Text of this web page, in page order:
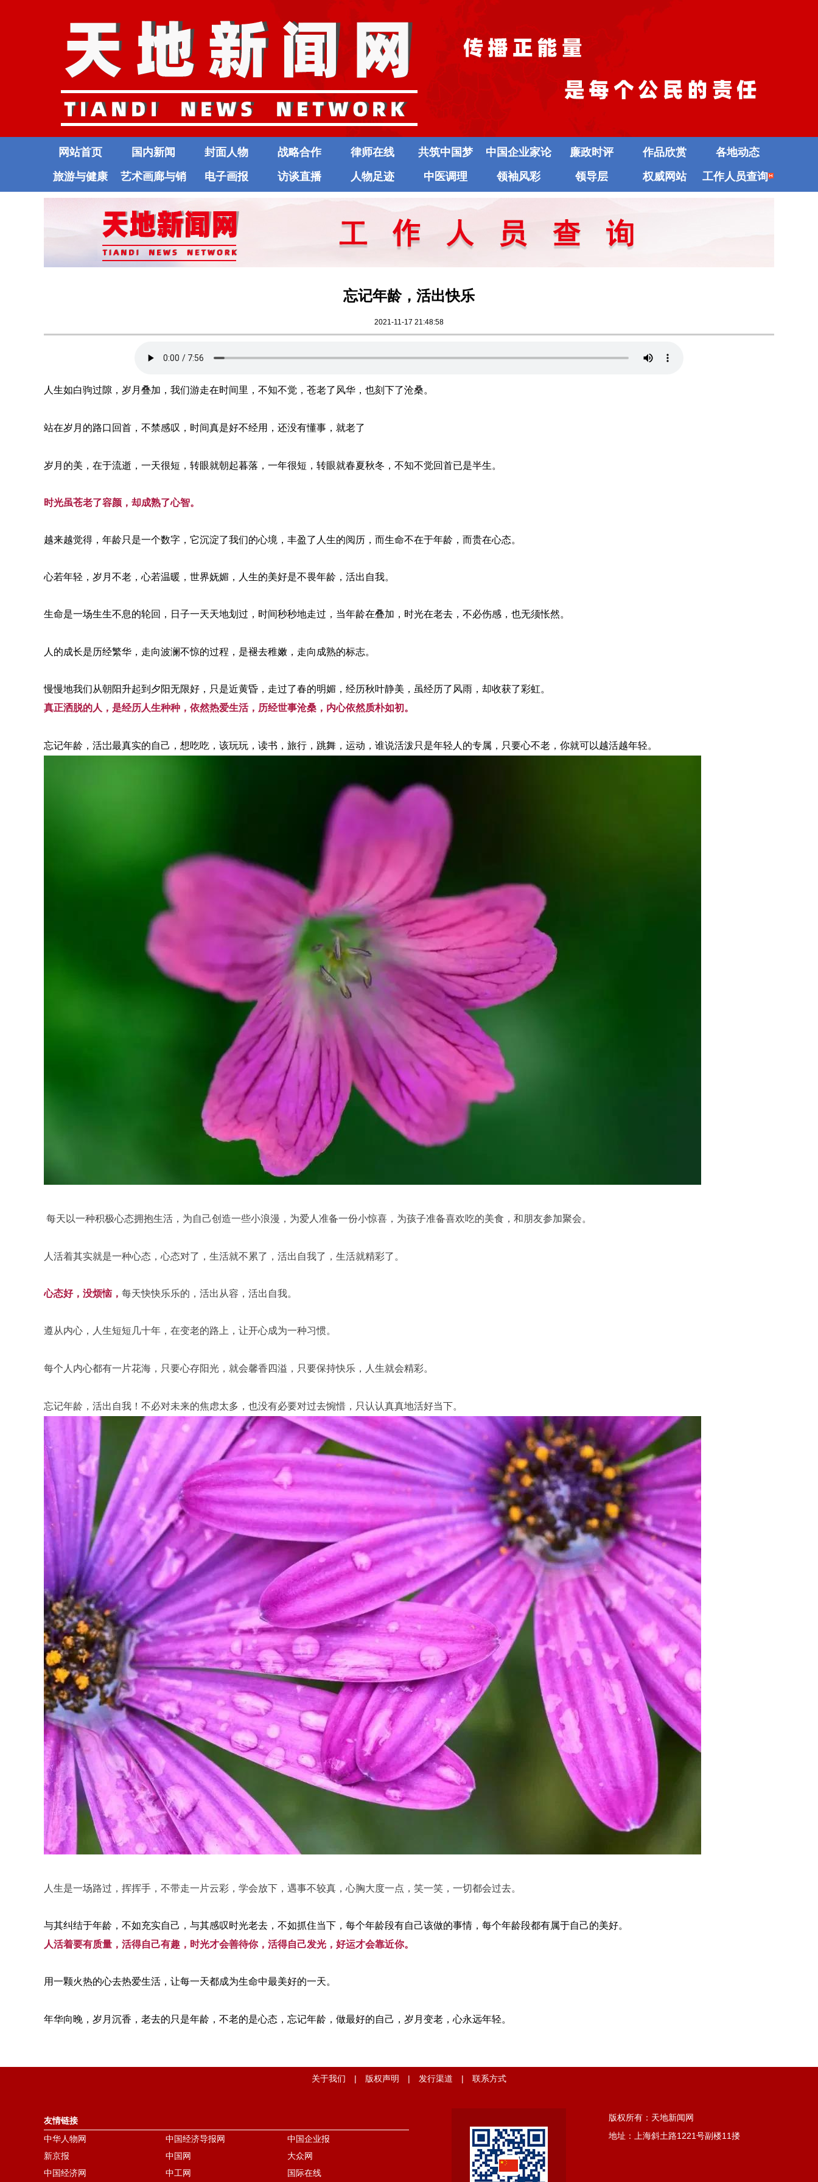
网站首页 国内新闻 封面人物 战略合作 律师在线 共筑中国梦
中国企业家论
坛
廉政时评 作品欣赏
各地动态
旅游与健康
艺术画廊与销
售
电子画报 访谈直播 人物足迹 中医调理 领袖风彩 领导层 权威网站 工作人员查询
忘记年龄，活出快乐
2021-11-17 21:48:58
人生如白驹过隙，岁月叠加，我们游走在时间里，不知不觉，苍老了风华，也刻下了沧桑。
站在岁月的路口回首，不禁感叹，时间真是好不经用，还没有懂事，就老了
岁月的美，在于流逝，一天很短，转眼就朝起暮落，一年很短，转眼就春夏秋冬，不知不觉回首已是半生。
时光虽苍老了容颜，却成熟了心智。
越来越觉得，年龄只是一个数字，它沉淀了我们的心境，丰盈了人生的阅历，而生命不在于年龄，而贵在心态。
心若年轻，岁月不老，心若温暖，世界妩媚， 人生的美好是不畏年龄，活出自我。
生命是一场生生不息的轮回，日子一天天地划过，时间秒秒地走过，当年龄在叠加，时光在老去，不必伤感，也无须怅然。
人的成长是历经繁华，走向波澜不惊的过程，是褪去稚嫩，走向成熟的标志。
慢慢地我们从朝阳升起到夕阳无限好，只是近黄昏，走过了春的明媚，经历秋叶静美，虽经历了风雨，却收获了彩虹。
真正洒脱的人，是经历人生种种，依然热爱生活，历经世事沧桑，内心依然质朴如初。
忘记年龄，活岀最真实的自己，想吃吃，该玩玩，读书，旅行，跳舞，运动，谁说活泼只是年轻人的专属，只要心不老，你就可以越活越年轻。
每天以一种积极心态拥抱生活，为自己创造一些小浪漫，为爱人准备一份小惊喜，为孩子准备喜欢吃的美食，和朋友参加聚会。
人活着其实就是一种心态，心态对了，生活就不累了，活出自我了，生活就精彩了。
心态好，没烦恼， 每天快快乐乐的，活出从容，活出自我。
遵从内心，人生短短几十年，在变老的路上，让开心成为一种习惯。
每个人内心都有一片花海，只要心存阳光，就会馨香四溢，只要保持快乐，人生就会精彩。
忘记年龄，活出自我！不必对未来的焦虑太多，也没有必要对过去惋惜，只认认真真地活好当下。
人生是一场路过，挥挥手，不带走一片云彩，学会放下，遇事不较真，心胸大度一点，笑一笑，一切都会过去。
与其纠结于年龄，不如充实自己，与其感叹时光老去，不如抓住当下，每个年龄段有自己该做的事情，每个年龄段都有属于自己的美好。
人活着要有质量，活得自己有趣，时光才会善待你，活得自己发光，好运才会靠近你。
用一颗火热的心去热爱生活，让每一天都成为生命中最美好的一天。
年华向晚，岁月沉香，老去的只是年龄，不老的是心态，忘记年龄，做最好的自己，岁月变老，心永远年轻。
关于我们 | 版权声明 | 发行渠道 | 联系方式
友情链接
中华人物网
中国经济导报网
中国企业报
新京报
中国网
大众网
中国经济网
中工网 国际在线
版权所有：天地新闻网
地址：上海斜土路1221号副楼11搂